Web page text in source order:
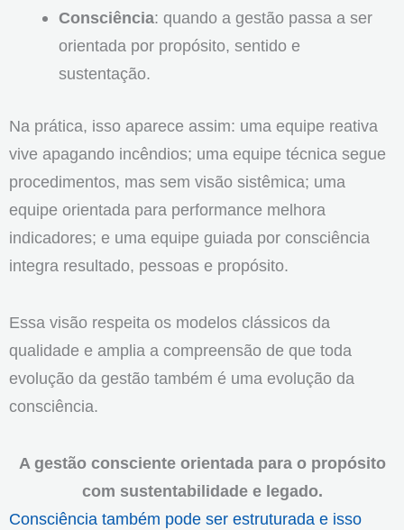
Consciência: quando a gestão passa a ser
orientada por propósito, sentido e
sustentação.
Na prática, isso aparece assim: uma equipe reativa
vive apagando incêndios; uma equipe técnica segue
procedimentos, mas sem visão sistêmica; uma
equipe orientada para performance melhora
indicadores; e uma equipe guiada por consciência
integra resultado, pessoas e propósito.
Essa visão respeita os modelos clássicos da
qualidade e amplia a compreensão de que toda
evolução da gestão também é uma evolução da
consciência.
A gestão consciente orientada para o propósito
com sustentabilidade e legado.
Consciência também pode ser estruturada e isso